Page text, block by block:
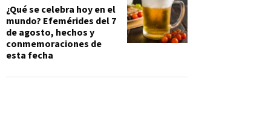
¿Qué se celebra hoy en el
mundo? Efemérides del 7
de agosto, hechos y
conmemoraciones de
esta fecha